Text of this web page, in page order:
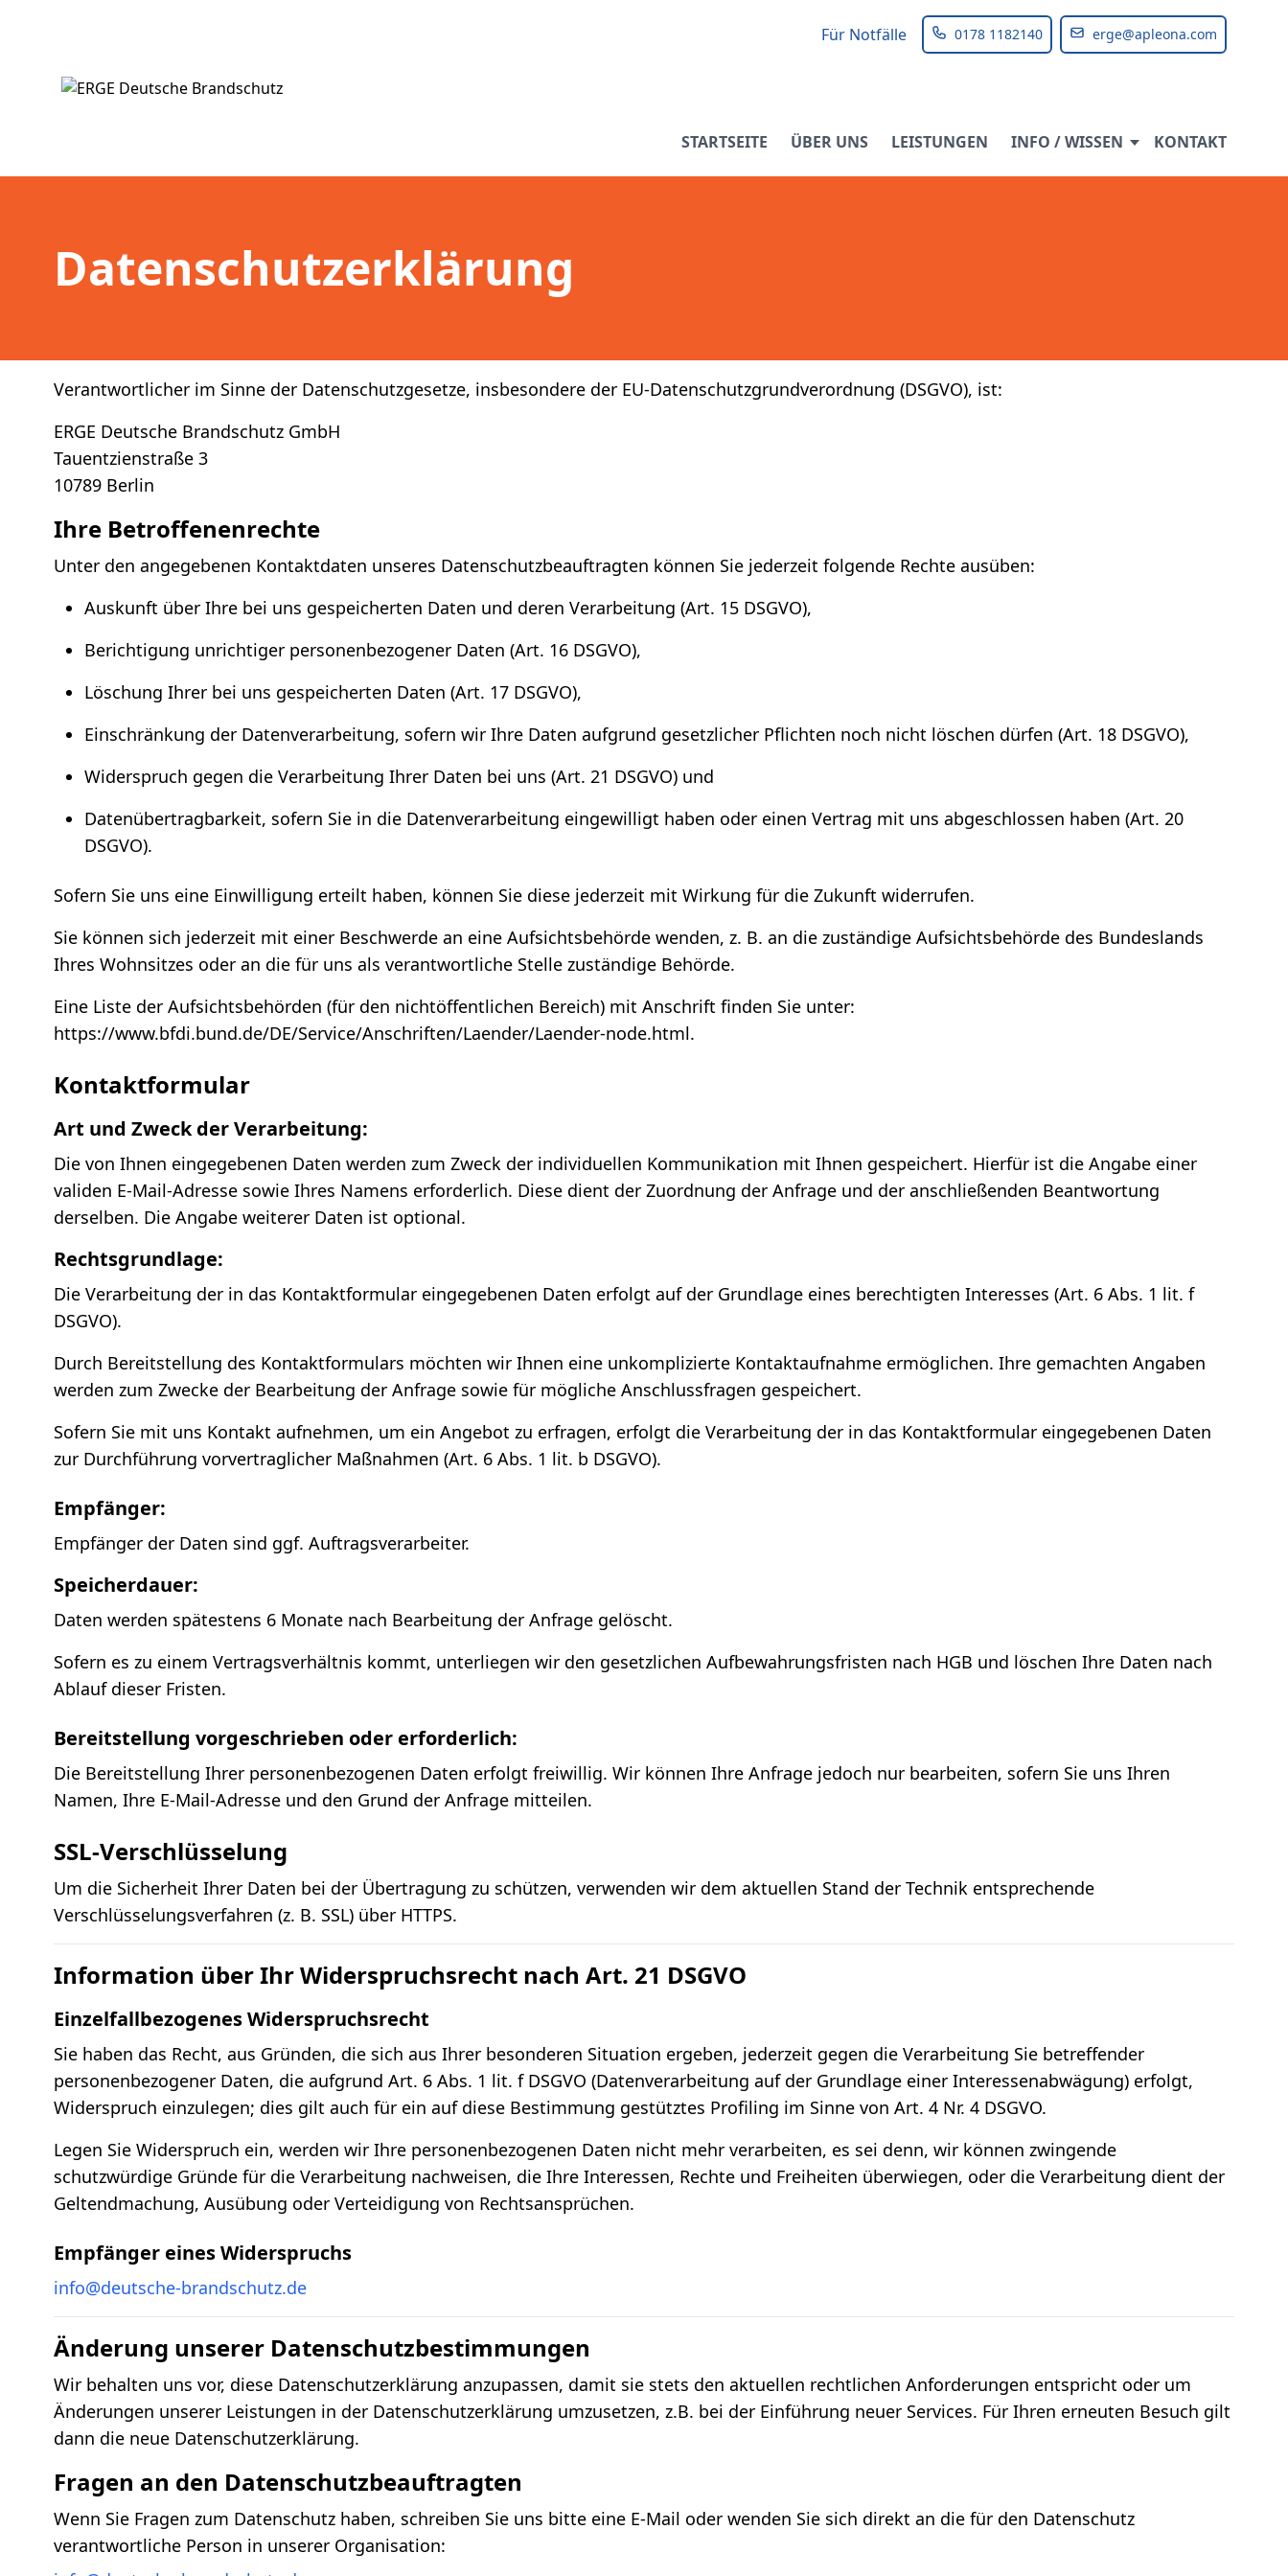
Für Notfälle 0178 1182140 erge@apleona.com
STARTSEITE ÜBER UNS LEISTUNGEN INFO / WISSEN KONTAKT
Datenschutzerklärung
Verantwortlicher im Sinne der Datenschutzgesetze, insbesondere der EU-Datenschutzgrundverordnung (DSGVO), ist:
ERGE Deutsche Brandschutz GmbH
Tauentzienstraße 3
10789 Berlin
Ihre Betroffenenrechte
Unter den angegebenen Kontaktdaten unseres Datenschutzbeauftragten können Sie jederzeit folgende Rechte ausüben:
Auskunft über Ihre bei uns gespeicherten Daten und deren Verarbeitung (Art. 15 DSGVO),
Berichtigung unrichtiger personenbezogener Daten (Art. 16 DSGVO),
Löschung Ihrer bei uns gespeicherten Daten (Art. 17 DSGVO),
Einschränkung der Datenverarbeitung, sofern wir Ihre Daten aufgrund gesetzlicher Pflichten noch nicht löschen dürfen (Art. 18 DSGVO),
Widerspruch gegen die Verarbeitung Ihrer Daten bei uns (Art. 21 DSGVO) und
Datenübertragbarkeit, sofern Sie in die Datenverarbeitung eingewilligt haben oder einen Vertrag mit uns abgeschlossen haben (Art. 20
DSGVO).
Sofern Sie uns eine Einwilligung erteilt haben, können Sie diese jederzeit mit Wirkung für die Zukunft widerrufen.
Sie können sich jederzeit mit einer Beschwerde an eine Aufsichtsbehörde wenden, z. B. an die zuständige Aufsichtsbehörde des Bundeslands
Ihres Wohnsitzes oder an die für uns als verantwortliche Stelle zuständige Behörde.
Eine Liste der Aufsichtsbehörden (für den nichtöffentlichen Bereich) mit Anschrift finden Sie unter:
https://www.bfdi.bund.de/DE/Service/Anschriften/Laender/Laender-node.html.
Kontaktformular
Art und Zweck der Verarbeitung:
Die von Ihnen eingegebenen Daten werden zum Zweck der individuellen Kommunikation mit Ihnen gespeichert. Hierfür ist die Angabe einer
validen E-Mail-Adresse sowie Ihres Namens erforderlich. Diese dient der Zuordnung der Anfrage und der anschließenden Beantwortung
derselben. Die Angabe weiterer Daten ist optional.
Rechtsgrundlage:
Die Verarbeitung der in das Kontaktformular eingegebenen Daten erfolgt auf der Grundlage eines berechtigten Interesses (Art. 6 Abs. 1 lit. f
DSGVO).
Durch Bereitstellung des Kontaktformulars möchten wir Ihnen eine unkomplizierte Kontaktaufnahme ermöglichen. Ihre gemachten Angaben
werden zum Zwecke der Bearbeitung der Anfrage sowie für mögliche Anschlussfragen gespeichert.
Sofern Sie mit uns Kontakt aufnehmen, um ein Angebot zu erfragen, erfolgt die Verarbeitung der in das Kontaktformular eingegebenen Daten
zur Durchführung vorvertraglicher Maßnahmen (Art. 6 Abs. 1 lit. b DSGVO).
Empfänger:
Empfänger der Daten sind ggf. Auftragsverarbeiter.
Speicherdauer:
Daten werden spätestens 6 Monate nach Bearbeitung der Anfrage gelöscht.
Sofern es zu einem Vertragsverhältnis kommt, unterliegen wir den gesetzlichen Aufbewahrungsfristen nach HGB und löschen Ihre Daten nach
Ablauf dieser Fristen.
Bereitstellung vorgeschrieben oder erforderlich:
Die Bereitstellung Ihrer personenbezogenen Daten erfolgt freiwillig. Wir können Ihre Anfrage jedoch nur bearbeiten, sofern Sie uns Ihren
Namen, Ihre E-Mail-Adresse und den Grund der Anfrage mitteilen.
SSL-Verschlüsselung
Um die Sicherheit Ihrer Daten bei der Übertragung zu schützen, verwenden wir dem aktuellen Stand der Technik entsprechende
Verschlüsselungsverfahren (z. B. SSL) über HTTPS.
Information über Ihr Widerspruchsrecht nach Art. 21 DSGVO
Einzelfallbezogenes Widerspruchsrecht
Sie haben das Recht, aus Gründen, die sich aus Ihrer besonderen Situation ergeben, jederzeit gegen die Verarbeitung Sie betreffender
personenbezogener Daten, die aufgrund Art. 6 Abs. 1 lit. f DSGVO (Datenverarbeitung auf der Grundlage einer Interessenabwägung) erfolgt,
Widerspruch einzulegen; dies gilt auch für ein auf diese Bestimmung gestütztes Profiling im Sinne von Art. 4 Nr. 4 DSGVO.
Legen Sie Widerspruch ein, werden wir Ihre personenbezogenen Daten nicht mehr verarbeiten, es sei denn, wir können zwingende
schutzwürdige Gründe für die Verarbeitung nachweisen, die Ihre Interessen, Rechte und Freiheiten überwiegen, oder die Verarbeitung dient der
Geltendmachung, Ausübung oder Verteidigung von Rechtsansprüchen.
Empfänger eines Widerspruchs
info@deutsche-brandschutz.de
Änderung unserer Datenschutzbestimmungen
Wir behalten uns vor, diese Datenschutzerklärung anzupassen, damit sie stets den aktuellen rechtlichen Anforderungen entspricht oder um
Änderungen unserer Leistungen in der Datenschutzerklärung umzusetzen, z.B. bei der Einführung neuer Services. Für Ihren erneuten Besuch gilt
dann die neue Datenschutzerklärung.
Fragen an den Datenschutzbeauftragten
Wenn Sie Fragen zum Datenschutz haben, schreiben Sie uns bitte eine E-Mail oder wenden Sie sich direkt an die für den Datenschutz
verantwortliche Person in unserer Organisation: